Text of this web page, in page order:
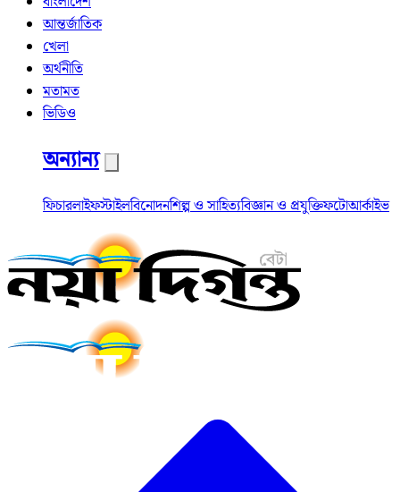
আন্তর্জাতিক
খেলা
অর্থনীতি
মতামত
ভিডিও
অন্যান্য
ফিচারলাইফস্টাইলবিনোদনশিল্প ও সাহিত্যবিজ্ঞান ও প্রযুক্তিফটোআর্কাইভ